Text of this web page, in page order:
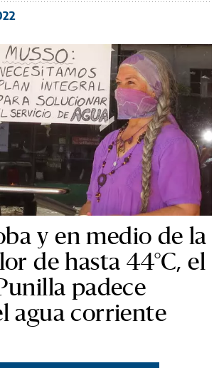
y en medio de la
de hasta 44°C, el
padece
agua corriente